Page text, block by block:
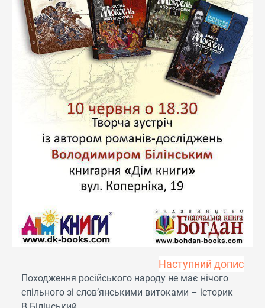
Наступний допис
Походження російського народу не має нічого
спільного зі слов’янськими витоками – історик